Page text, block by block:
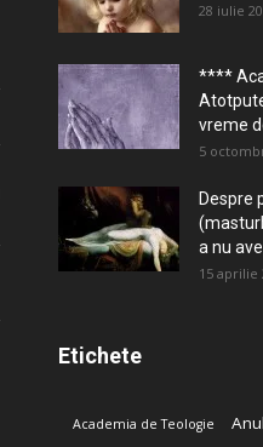
28 iulie
****
vreme
5
Despre
a nu
15 aprilie
Etichete
Academia de Teologie